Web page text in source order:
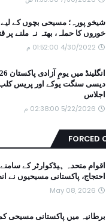
شیخو پورہ؛ مسیحی بچوں کے
خوروں کا حملہ، بھتہ نہ ملنے پر
4/30/2022 01:52:00 م
دیسی سنگت یوکے اور پریس کلب
اجلاس
5/22/2026 02:38:00 م
FORCED
احتجاج، پاکستانی مسیحیوں نے
May 08, 2026
برطانیہ میں پاکستانی مسیحی